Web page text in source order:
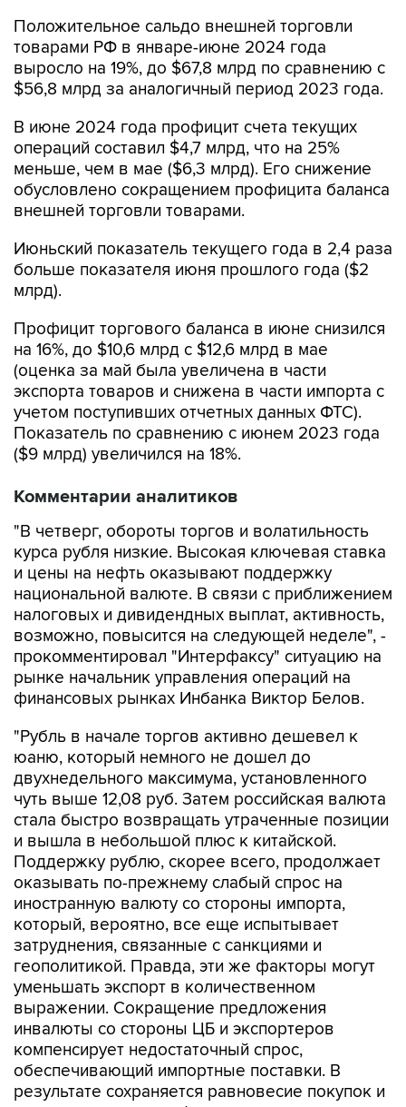
Положительное сальдо внешней торговли
товарами РФ в январе-июне 2024 года
выросло на 19%, до $67,8 млрд по сравнению с
$56,8 млрд за аналогичный период 2023 года.
В июне 2024 года профицит счета текущих
операций составил $4,7 млрд, что на 25%
меньше, чем в мае ($6,3 млрд). Его снижение
обусловлено сокращением профицита баланса
внешней торговли товарами.
Июньский показатель текущего года в 2,4 раза
больше показателя июня прошлого года ($2
млрд).
Профицит торгового баланса в июне снизился
на 16%, до $10,6 млрд с $12,6 млрд в мае
(оценка за май была увеличена в части
экспорта товаров и снижена в части импорта с
учетом поступивших отчетных данных ФТС).
Показатель по сравнению с июнем 2023 года
($9 млрд) увеличился на 18%.
Комментарии аналитиков
"В четверг, обороты торгов и волатильность
курса рубля низкие. Высокая ключевая ставка
и цены на нефть оказывают поддержку
национальной валюте. В связи с приближением
налоговых и дивидендных выплат, активность,
возможно, повысится на следующей неделе", -
прокомментировал "Интерфаксу" ситуацию на
рынке начальник управления операций на
финансовых рынках Инбанка Виктор Белов.
"Рубль в начале торгов активно дешевел к
юаню, который немного не дошел до
двухнедельного максимума, установленного
чуть выше 12,08 руб. Затем российская валюта
стала быстро возвращать утраченные позиции
и вышла в небольшой плюс к китайской.
Поддержку рублю, скорее всего, продолжает
оказывать по-прежнему слабый спрос на
иностранную валюту со стороны импорта,
который, вероятно, все еще испытывает
затруднения, связанные с санкциями и
геополитикой. Правда, эти же факторы могут
уменьшать экспорт в количественном
выражении. Сокращение предложения
инвалюты со стороны ЦБ и экспортеров
компенсирует недостаточный спрос,
обеспечивающий импортные поставки. В
результате сохраняется равновесие покупок и